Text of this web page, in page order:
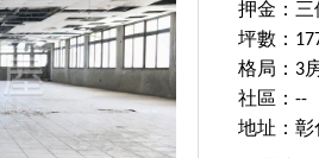
押金：三
坪數：
格局：3
社區：--
地址：彰